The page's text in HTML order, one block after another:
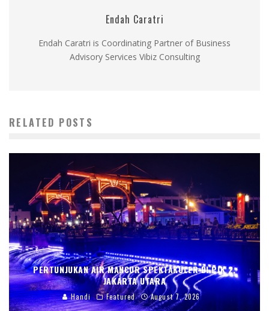
Endah Caratri
Endah Caratri is Coordinating Partner of Business
Advisory Services Vibiz Consulting
RELATED POSTS
PERTUNJUKAN AIR MANCUR SPEKTAKULER DI PIK 2,
JAKARTA UTARA
Handi Featured August 7, 2026